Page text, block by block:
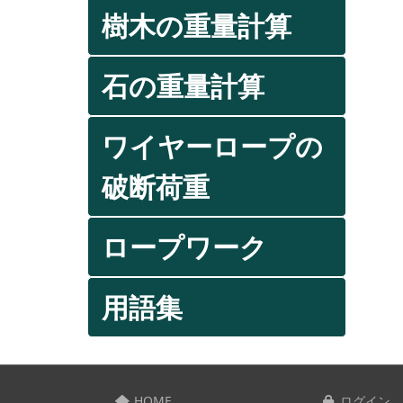
樹木の重量計算
石の重量計算
ワイヤーロープの
破断荷重
ロープワーク
用語集